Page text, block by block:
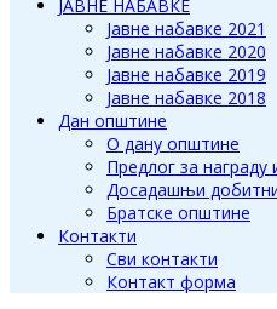
ЈАВНЕ НАБАВКЕ
Јавне набавке 2021
Јавне набавке 2020
Јавне набавке 2019
Јавне набавке 2018
Дан општине
О дану општине
Предлог за
Досадашњи
Братске општине
Контакти
Сви контакти
Контакт форма